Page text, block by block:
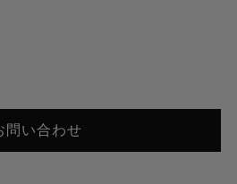
問い合わせ